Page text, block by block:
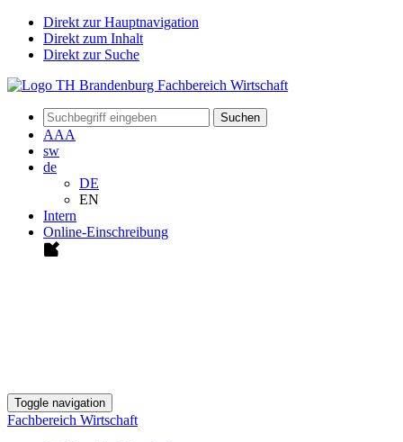
Direkt zur Hauptnavigation
Direkt zum Inhalt
Direkt zur Suche
Suchen
AAA
sw
de
DE
EN
Intern
Online-Einschreibung
Toggle navigation
Fachbereich Wirtschaft